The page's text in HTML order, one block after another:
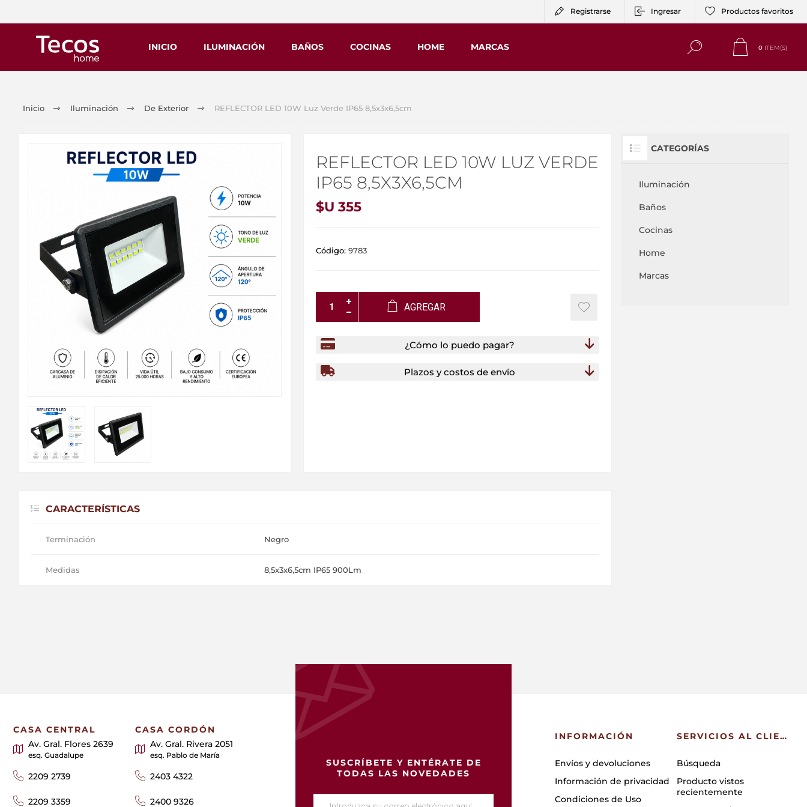
Registrarse Ingresar Productos favoritos
INICIO ILUMINACIÓN BAÑOS COCINAS HOME MARCAS 0 ITEM(S)
Inicio Iluminación De Exterior REFLECTOR LED 10W Luz Verde IP65 8,5x3x6,5cm
REFLECTOR LED 10W LUZ VERDE
IP65 8,5X3X6,5CM
$U 355
Código: 9783
AGREGAR
¿Cómo lo puedo pagar?
Plazos y costos de envío
CARACTERÍSTICAS
Terminación Negro
Medidas 8,5x3x6,5cm IP65 900Lm
CATEGORÍAS
Iluminación
Baños
Cocinas
Home
Marcas
SUSCRÍBETE Y ENTÉRATE DE
TODAS LAS NOVEDADES
CASA CENTRAL
Av. Gral. Flores 2639
esq. Guadalupe
2209 2739
2209 3359
CASA CORDÓN
Av. Gral. Rivera 2051
esq. Pablo de María
2403 4322
2400 9326
INFORMACIÓN
Envíos y devoluciones
Información de privacidad
Condiciones de Uso
SERVICIOS AL CLIENTE
Búsqueda
Producto vistos
recientemente